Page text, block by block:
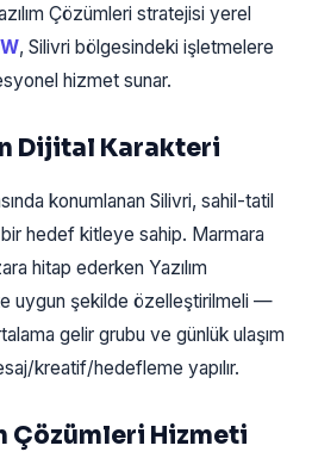
Çözümleri stratejisi yerel
, Silivri bölgesindeki işletmelere
hizmet sunar.
Dijital Karakteri
konumlanan Silivri, sahil-tatil
hedef kitleye sahip. Marmara
hitap ederken Yazılım
uygun şekilde özelleştirilmeli —
gelir grubu ve günlük ulaşım
kreatif/hedefleme yapılır.
Çözümleri Hizmeti